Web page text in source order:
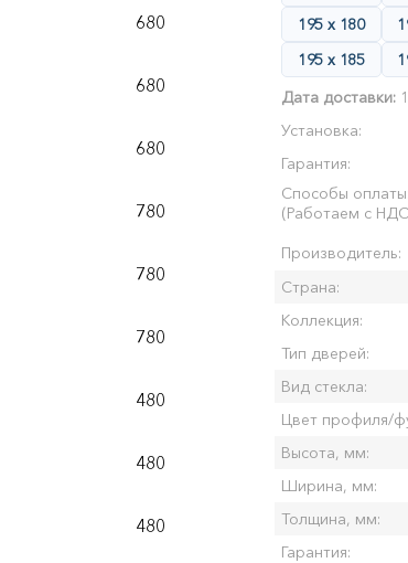
680
680
680
780
780
780
480
480
480
195 х 180
195 х 185
Дата доставки:
Установка:
Гарантия:
Способы
(Работаем с
Производитель:
Страна:
Коллекция:
Тип дверей:
Вид стекла:
Цвет профиля/
Высота, мм:
Ширина, мм:
Толщина, мм:
Гарантия: